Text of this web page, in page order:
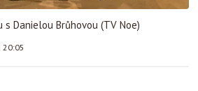
s Danielou Brůhovou (TV Noe)
20:05